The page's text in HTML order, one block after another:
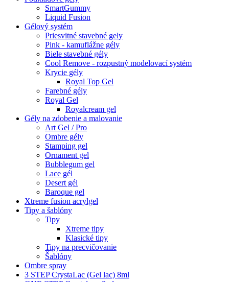
SmartGummy
Liquid Fusion
Gélový systém
Priesvitné stavebné gely
Pink - kamuflážne gély
Biele stavebné gély
Cool Remove - rozpustný modelovací systém
Krycie gély
Royal Top Gel
Farebné gély
Royal Gel
Royalcream gel
Gély na zdobenie a malovanie
Art Gel / Pro
Ombre gély
Stamping gel
Ornament gel
Bubblegum gel
Lace gél
Desert gél
Baroque gel
Xtreme fusion acrylgel
Tipy a šablóny
Tipy
Xtreme tipy
Klasické tipy
Tipy na precvičovanie
Šablóny
Ombre spray
3 STEP CrystaLac (Gel lac) 8ml